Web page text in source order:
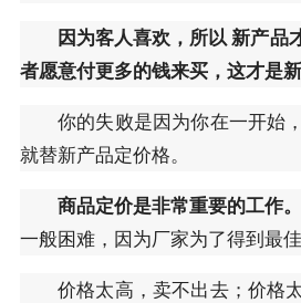
因为客人喜欢，所以新产品
者愿意付更多的钱来买，这才是
你的失败是因为你在一开始
就替新产品定价格。
商品定价是非常重要的工作。
一般困难，因为厂家为了得到最佳
价格太高，卖不出去；价格